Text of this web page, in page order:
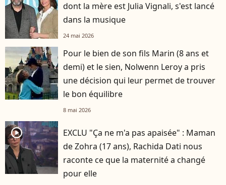
dont la mère est Julia Vignali, s'est lancé
dans la musique
24 mai 2026
Pour le bien de son fils Marin (8 ans et
demi) et le sien, Nolwenn Leroy a pris
une décision qui leur permet de trouver
le bon équilibre
8 mai 2026
player2
EXCLU "Ça ne m'a pas apaisée" : Maman
de Zohra (17 ans), Rachida Dati nous
raconte ce que la maternité a changé
pour elle